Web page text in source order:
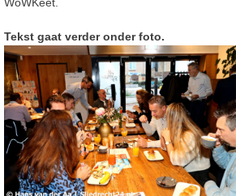
WoWKeet.
Tekst gaat verder onder foto.